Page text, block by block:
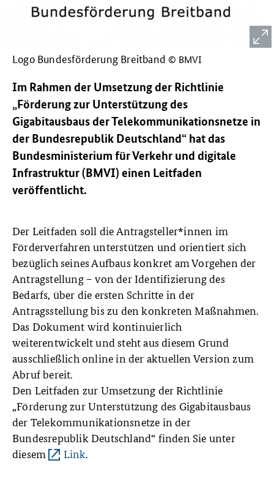
Logo Bundesförderung Breitband © BMVI
Im Rahmen der Umsetzung der Richtlinie
„Förderung zur Unterstützung des
Gigabitausbaus der Telekommunikationsnetze in
der Bundesrepublik Deutschland“ hat das
Bundesministerium für Verkehr und digitale
Infrastruktur (BMVI) einen Leitfaden
veröffentlicht.
Der Leitfaden soll die Antragsteller*innen im
Förderverfahren unterstützen und orientiert sich
bezüglich seines Aufbaus konkret am Vorgehen der
Antragstellung – von der Identifizierung des
Bedarfs, über die ersten Schritte in der
Antragsstellung bis zu den konkreten Maßnahmen.
Das Dokument wird kontinuierlich
weiterentwickelt und steht aus diesem Grund
ausschließlich online in der aktuellen Version zum
Abruf bereit.
Den Leitfaden zur Umsetzung der Richtlinie
„Förderung zur Unterstützung des Gigabitausbaus
der Telekommunikationsnetze in der
Bundesrepublik Deutschland“ finden Sie unter
diesem
Link.